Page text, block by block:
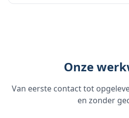
Onze
Van eerste contact tot
en zonder